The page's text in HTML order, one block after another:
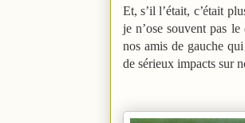
Et, s’il l’était, c’était
je n’ose souvent pas
nos amis de gauche
de sérieux impacts sur